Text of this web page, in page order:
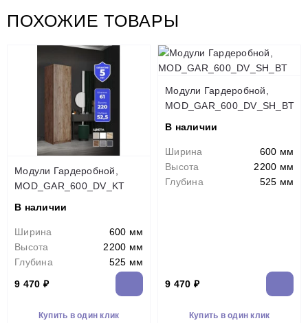
ПОХОЖИЕ ТОВАРЫ
Модули Гардеробной,
MOD_GAR_600_DV_KT
В наличии
Ширина
600 мм
Высота
2200 мм
Глубина
525 мм
9 470 ₽
Купить в один клик
Модули Гардеробной,
MOD_GAR_600_DV_SH_BT
В наличии
Ширина
600 мм
Высота
2200 мм
Глубина
525 мм
9 470 ₽
Купить в один клик